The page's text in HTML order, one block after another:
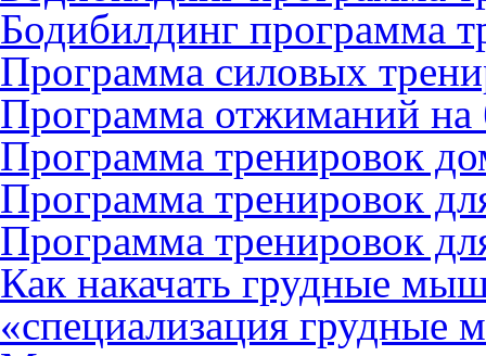
Бодибилдинг программа
Программа силовых
Программа отжиманий на
Программа тренировок
Программа тренировок
Программа тренировок
Как накачать грудные
«специализация